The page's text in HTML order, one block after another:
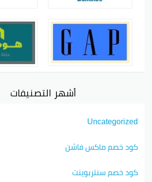
أشهر التصنيفات
Uncategorized
كود خصم ماكس فاشن
كود خصم سنتربوينت